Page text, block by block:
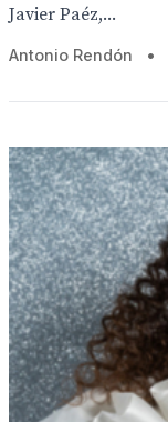
Javier Paéz,...
Antonio Rendón •